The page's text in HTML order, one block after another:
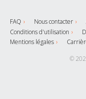
FAQ Nous contacter
Conditions d'utilisation
Mentions légales
©